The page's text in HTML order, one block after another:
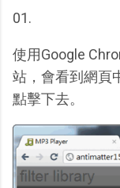
01.
使用Google
站，會看到網頁
點擊下去。